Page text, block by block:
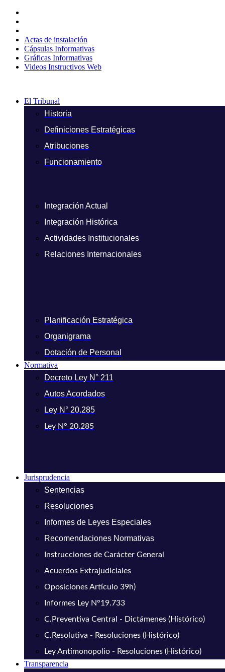
contenido
Actas de instalación
Cápsulas Informativas
Gráficas Informativas
Videos Instructivos Web
El Tribunal
Historia
Definiciones Estratégicas
Atribuciones
Funcionamiento
Integración Actual
Integración Histórica
Actividades Institucionales
Relaciones Internacionales
Planificación Estratégica
Organigrama
Dotación de Personal
Normativa
Decreto Ley N° 211
Autos Acordados
Ley N° 20.285
Ley N° 20.285
Jurisprudencia
Sentencias
Resoluciones
Informes de Leyes Especiales
Recomendaciones Normativas
Instrucciones de Carácter General
Acuerdos Extrajudiciales
Oposiciones Artículo 39h)
Informes Ley N°19.733
C.Preventiva Central - Dictámenes (Histórico)
C.Resolutiva - Resoluciones (Histórico)
Ley Antimonopolio - Resoluciones (Histórico)
Transparencia